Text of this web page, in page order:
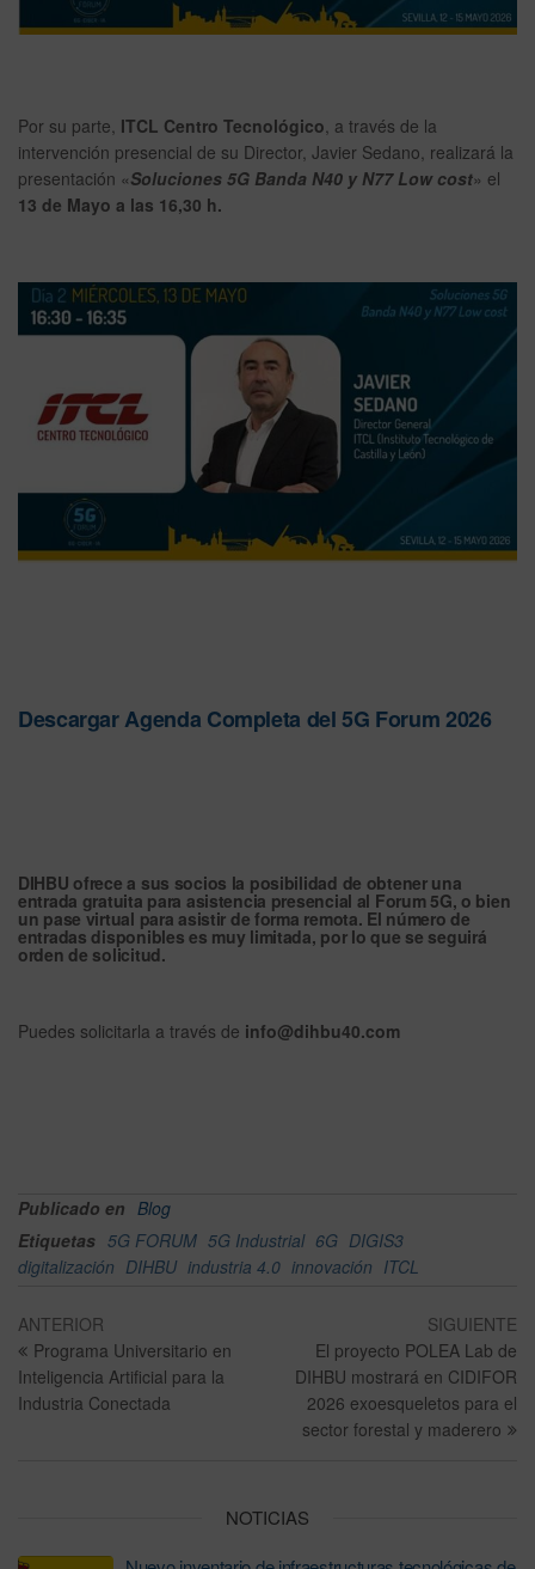
Por su parte, ITCL Centro Tecnológico, a través de la
intervención presencial de su Director, Javier Sedano, realizará la
presentación «Soluciones 5G Banda N40 y N77 Low cost» el
13 de Mayo a las 16,30 h.
Descargar Agenda Completa del 5G Forum 2026
DIHBU ofrece a sus socios la posibilidad de obtener una
entrada gratuita para asistencia presencial al Forum 5G, o bien
un pase virtual para asistir de forma remota. El número de
entradas disponibles es muy limitada, por lo que se seguirá
orden de solicitud.
Puedes solicitarla a través de info@dihbu40.com
Publicado en Blog
Etiquetas 5G FORUM 5G Industrial 6G DIGIS3
digitalización DIHBU industria 4.0 innovación ITCL
ANTERIOR
Programa Universitario en
Inteligencia Artificial para la
Industria Conectada
SIGUIENTE
El proyecto POLEA Lab de
DIHBU mostrará en CIDIFOR
2026 exoesqueletos para el
sector forestal y maderero
NOTICIAS